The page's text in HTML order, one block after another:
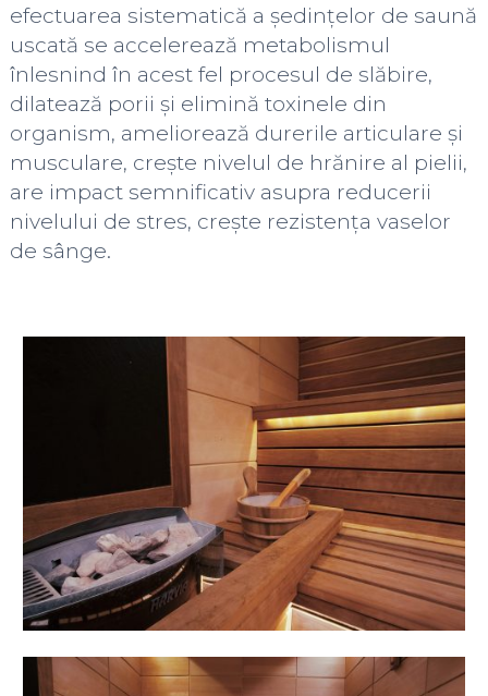
efectuarea sistematică a ședințelor de saună
uscată se accelerează metabolismul
înlesnind în acest fel procesul de slăbire,
dilatează porii și elimină toxinele din
organism, ameliorează durerile articulare și
musculare, crește nivelul de hrănire al pielii,
are impact semnificativ asupra reducerii
nivelului de stres, crește rezistența vaselor
de sânge.